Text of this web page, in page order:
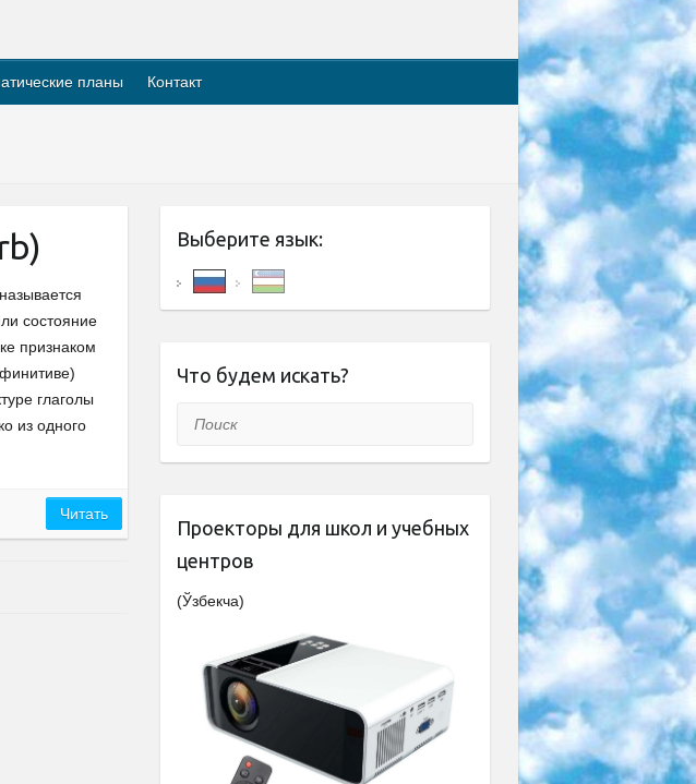
планы Контакт
состояние
признаком
глаголы
из одного
Читать
Выберите язык:
Что будем искать?
Поиск
Проекторы для школ и учебных
центров
(Ўзбекча)